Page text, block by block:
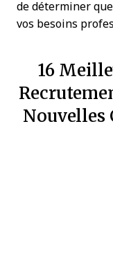
16
Nouvelles
de déterminer
vos besoins